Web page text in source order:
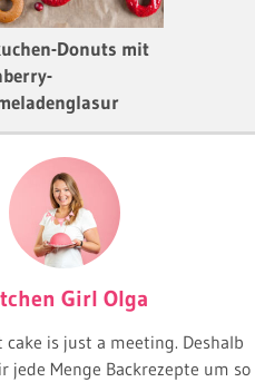
Donuts mit
Girl Olga
is just a meeting. Deshalb
jede Menge Backrezepte um so